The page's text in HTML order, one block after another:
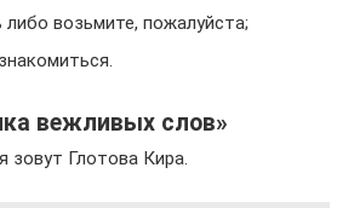
либо возьмите, пожалуйста;
вежливых слов»
зовут Глотова Кира.